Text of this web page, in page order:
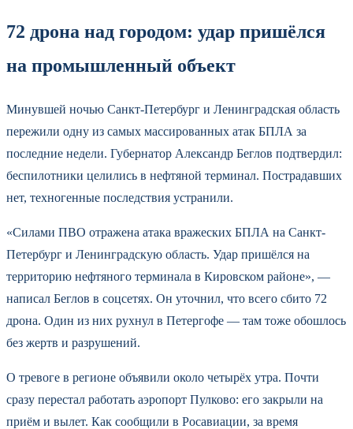
72 дрона над городом: удар пришёлся
на промышленный объект
Минувшей ночью Санкт-Петербург и Ленинградская область
пережили одну из самых массированных атак БПЛА за
последние недели. Губернатор Александр Беглов подтвердил:
беспилотники целились в нефтяной терминал. Пострадавших
нет, техногенные последствия устранили.
«Силами ПВО отражена атака вражеских БПЛА на Санкт-
Петербург и Ленинградскую область. Удар пришёлся на
территорию нефтяного терминала в Кировском районе», —
написал Беглов в соцсетях. Он уточнил, что всего сбито 72
дрона. Один из них рухнул в Петергофе — там тоже обошлось
без жертв и разрушений.
О тревоге в регионе объявили около четырёх утра. Почти
сразу перестал работать аэропорт Пулково: его закрыли на
приём и вылет. Как сообщили в Росавиации, за время